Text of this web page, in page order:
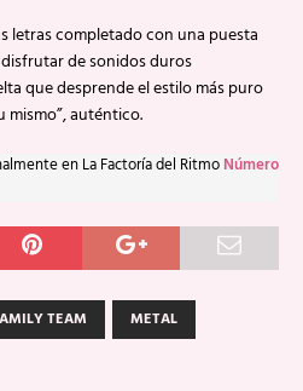
letras completado con una puesta
de sonidos duros
que desprende el estilo más puro
mismo”, auténtico.
en La Factoría del Ritmo Número
TEAM
METAL